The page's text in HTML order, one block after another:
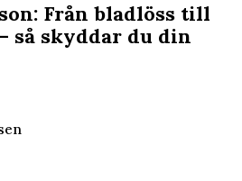
Från bladlöss till
så skyddar du din